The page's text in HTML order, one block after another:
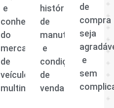
e
conhecedora
do
mercado
de
veículos
multimarcas.
histórico
de
manutenção
e
condições
de
venda.
de
compra
seja
e
sem